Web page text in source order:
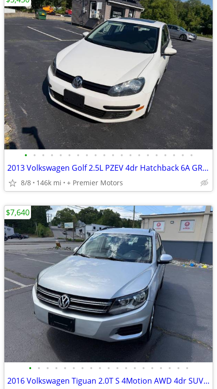
• • • • • • • • • • • • • • • • • • • •
2013 Volkswagen Golf 2.5L PZEV 4dr Hatchback 6A GREAT PRICES!FINANCING IS AVAILA
8/8 146k mi + Premier Motors
• • • • • • • • • • • • • • • • • • •
2016 Volkswagen Tiguan 2.0T S 4Motion AWD 4dr SUV GREAT PRICES!FINANCING IS AVAI
$7,640